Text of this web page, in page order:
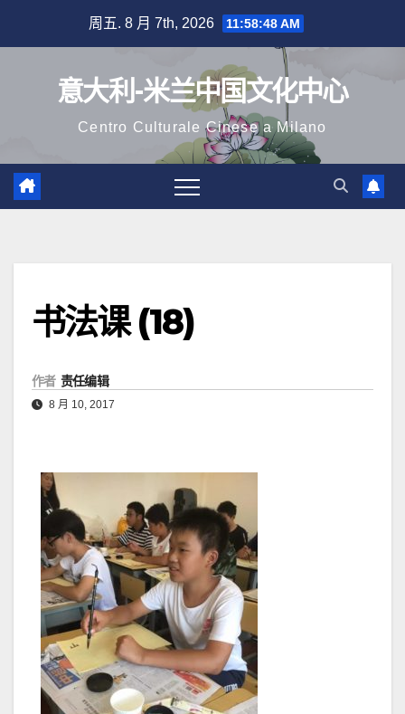
周五. 8 月 7th, 2026 11:58:49 AM
意大利-米兰中国文化中心
Centro Culturale Cinese a Milano
书法课 (18)
作者 责任编辑
8 月 10, 2017